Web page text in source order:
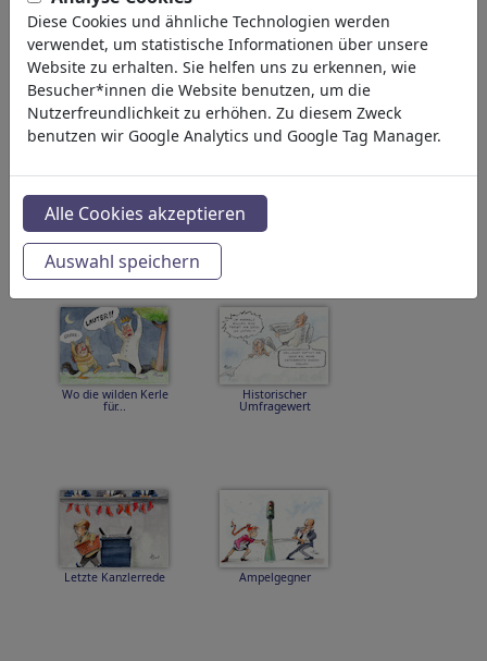
Kinderreporter Den Triumphbogen
raus
Endgegnerkür 20 Jahre Nine Eleven
Wo die wilden Kerle
für...
Historischer
Umfragewert
Letzte Kanzlerrede Ampelgegner
Diese Cookies und ähnliche Technologien werden
verwendet, um statistische Informationen über unsere
Website zu erhalten. Sie helfen uns zu erkennen, wie
Besucher*innen die Website benutzen, um die
Nutzerfreundlichkeit zu erhöhen. Zu diesem Zweck
benutzen wir Google Analytics und Google Tag Manager.
Alle Cookies akzeptieren
Auswahl speichern